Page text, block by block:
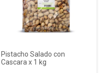
Pistacho Salado con
Cascara x 1 kg